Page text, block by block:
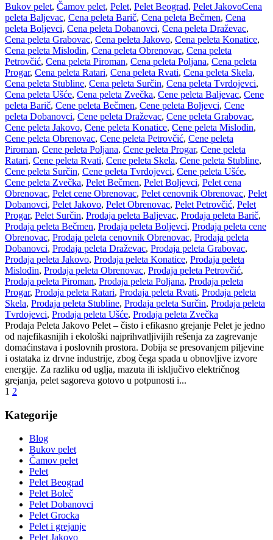
Bukov pelet, Čamov pelet, Pelet, Pelet Beograd, Pelet JakovoCena
peleta Baljevac, Cena peleta Barič, Cena peleta Bečmen, Cena
peleta Boljevci, Cena peleta Dobanovci, Cena peleta Draževac,
Cena peleta Grabovac, Cena peleta Jakovo, Cena peleta Konatice,
Cena peleta Mislođin, Cena peleta Obrenovac, Cena peleta
Petrovčić, Cena peleta Piroman, Cena peleta Poljana, Cena peleta
Progar, Cena peleta Ratari, Cena peleta Rvati, Cena peleta Skela,
Cena peleta Stubline, Cena peleta Surčin, Cena peleta Tvrdojevci,
Cena peleta Ušće, Cena peleta Zvečka, Cene peleta Baljevac, Cene
peleta Barič, Cene peleta Bečmen, Cene peleta Boljevci, Cene
peleta Dobanovci, Cene peleta Draževac, Cene peleta Grabovac,
Cene peleta Jakovo, Cene peleta Konatice, Cene peleta Mislođin,
Cene peleta Obrenovac, Cene peleta Petrovčić, Cene peleta
Piroman, Cene peleta Poljana, Cene peleta Progar, Cene peleta
Ratari, Cene peleta Rvati, Cene peleta Skela, Cene peleta Stubline,
Cene peleta Surčin, Cene peleta Tvrdojevci, Cene peleta Ušće,
Cene peleta Zvečka, Pelet Bečmen, Pelet Boljevci, Pelet cena
Obrenovac, Pelet cene Obrenovac, Pelet cenovnik Obrenovac, Pelet
Dobanovci, Pelet Jakovo, Pelet Obrenovac, Pelet Petrovčić, Pelet
Progar, Pelet Surčin, Prodaja peleta Baljevac, Prodaja peleta Barič,
Prodaja peleta Bečmen, Prodaja peleta Boljevci, Prodaja peleta cene
Obrenovac, Prodaja peleta cenovnik Obrenovac, Prodaja peleta
Dobanovci, Prodaja peleta Draževac, Prodaja peleta Grabovac,
Prodaja peleta Jakovo, Prodaja peleta Konatice, Prodaja peleta
Mislođin, Prodaja peleta Obrenovac, Prodaja peleta Petrovčić,
Prodaja peleta Piroman, Prodaja peleta Poljana, Prodaja peleta
Progar, Prodaja peleta Ratari, Prodaja peleta Rvati, Prodaja peleta
Skela, Prodaja peleta Stubline, Prodaja peleta Surčin, Prodaja peleta
Tvrdojevci, Prodaja peleta Ušće, Prodaja peleta Zvečka
Prodaja Peleta Jakovo Pelet – čisto i efikasno grejanje Pelet je jedno
od najefikasnijih i ekološki najprihvatljivijih rešenja za zagrevanje
domaćinstava i poslovnih prostora. Dobija se presovanjem piljevine
i ostataka iz drvne industrije, zbog čega spada u obnovljive izvore
energije. Za razliku od uglja, mazuta ili isključivo električnog
grejanja, pelet sagoreva gotovo u potpunosti i...
1 2
Kategorije
Blog
Bukov pelet
Čamov pelet
Pelet
Pelet Beograd
Pelet Boleč
Pelet Dobanovci
Pelet Grocka
Pelet i grejanje
Pelet Jakovo